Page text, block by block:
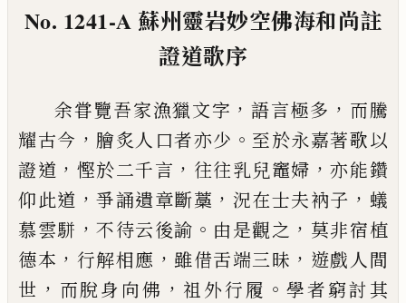
No. 1241-A 蘇州靈岩妙空佛海和尚註
證道歌序
余甞覽吾家漁獵文字 ，語言極多 ， 而騰
耀古今 ， 膾炙人口者亦少 。 至於永嘉著歌以
證道 ， 慳於二千言 ， 往往乳兒竈婦 ，亦能鑽
仰此道 ，爭誦遺章斷藁 ， 況在士夫衲子 ， 蟻
慕雲駢 ，不待云後諭 。 由是觀之 ， 莫非宿植
德本 ， 行解相應 ，雖借舌端三昧 ， 遊戲人間
世 ， 而脫身 向佛 ， 祖外行履 。學者窮討其